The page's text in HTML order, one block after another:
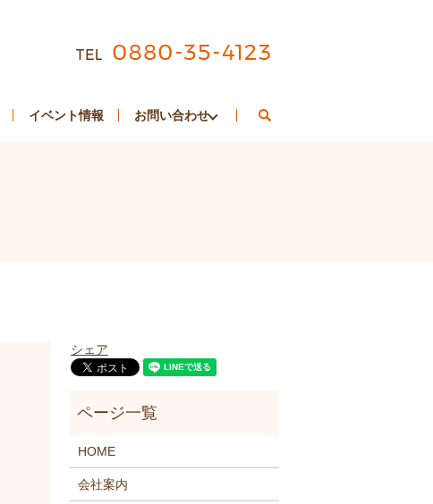
イベント情報 お問い合わせ
シェア
HOME
会社案内